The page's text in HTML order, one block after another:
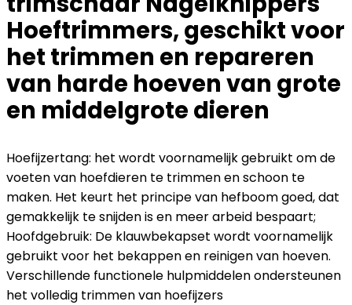
Hoeftrimmers, geschikt voor
het trimmen en repareren
van harde hoeven van grote
en middelgrote dieren
Hoefijzertang: het wordt voornamelijk gebruikt om de
voeten van hoefdieren te trimmen en schoon te
maken. Het keurt het principe van hefboom goed, dat
gemakkelijk te snijden is en meer arbeid bespaart;
Hoofdgebruik: De klauwbekapset wordt voornamelijk
gebruikt voor het bekappen en reinigen van hoeven.
Verschillende functionele hulpmiddelen ondersteunen
het volledig trimmen van hoefijzers